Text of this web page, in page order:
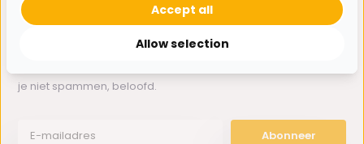
je niet spammen, beloofd.
Abonneer
Allow selection
Accept all